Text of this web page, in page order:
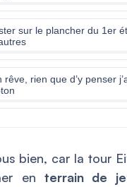
sur le plancher du 1er
rêve, rien que d’y penser
bien, car la tour
en terrain de